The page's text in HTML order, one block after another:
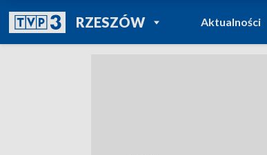
RZESZÓWPOWRÓT DO
TVP REGIONY
Aktualności